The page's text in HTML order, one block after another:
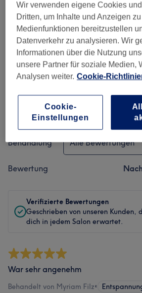
Ambiente
Sauberkeit
Service
Bewertungen filtern
Behandlung Alle Bewertungen
Bewertung
Verifizierte Bewertungen
Geschrieben von unseren
dich in jedem Salon erwartet.
War sehr angenehm
Behandelt von Myriam Filz•
Wir verwenden eigene Cookies
Dritten, um Inhalte und Anzeigen
Medienfunktionen bereitzustellen
Datenverkehr zu analysieren. Wir
Informationen über die Nutzung
unsere Partner für soziale Medien,
Analysen weiter. Cookie-
Cookie-
Einstellungen